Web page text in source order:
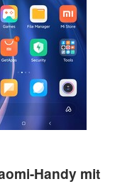
Handy mit